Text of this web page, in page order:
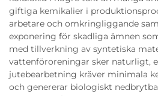
giftiga kemikalier i
arbetare och omkringliggande
exponering för skadliga ämnen
med tillverkning av syntetiska
vattenföroreningar sker naturligt,
jutebearbetning kräver minimala
och genererar biologiskt